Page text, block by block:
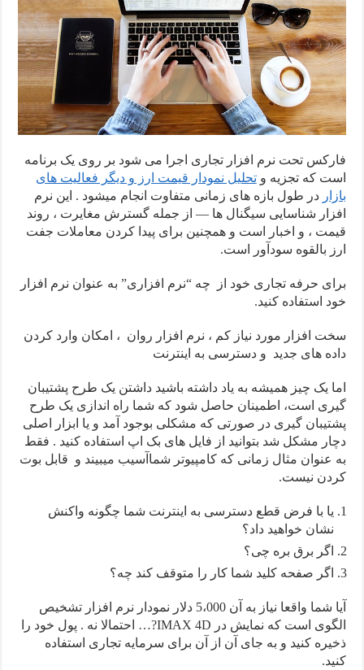
فارکس تحت نرم افزار تجاری اجرا می شود بر روی یک برنامه
است که تجزیه وتحلیل نمودار قیمت ارز و دیگر فعالیت های
بازار در طول بازه های زمانی متفاوت انجام میشود . این نرم
افزار شناسایی سیگنال ها — از جمله گسترش مغایرت ، روند
قیمت ، و اخبار است و همچنین برای پیدا کردن معاملات جفت
ارز بالقوه سودآور است.
برای حرفه تجاری خود از چه “نرم افزاری” به عنوان نرم افزار
خود استفاده کنید.
سخت افزار مورد نیاز کم ، نرم افزار روان ، امکان وارد کردن
داده های جدید و دسترسی به اینترنت
اما یک چیز همیشه به یاد داشته باشید داشتن یک طرح پشتیبان
گیری است، اطمینان حاصل شود که شما راه اندازی یک طرح
پشتیبان گیری در صورتی که مشکلی بوجود آمد و یا ابزار اصلی
دچار مشکل شد بتوانید از فایل های بک اپ استفاده کنید . فقط
به عنوان مثال زمانی که کامپیوتر شماآسیب میبیند و قابل بوت
کردن نیست.
یا با فرض قطع دسترسی به اینترنت شما چگونه واکنش
نشان خواهید داد؟
اگر برق بره چی؟
اگر صفحه کلید شما کار را متوقف کند چه؟
آیا شما واقعا نیاز به آن 5،000 دلار نمودار نرم افزار تشخیص
الگوی است که نمایش در IMAX 4D?… احتمالا نه . پول خود را
ذخیره کنید و به جای آن از آن برای سرمایه تجاری استفاده
کنید.